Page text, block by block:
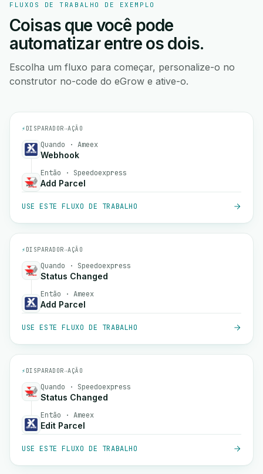
FLUXOS DE TRABALHO DE EXEMPLO
Coisas que você pode
automatizar entre os dois.
Escolha um fluxo para começar, personalize-o no
construtor no-code do eGrow e ative-o.
⚡ DISPARADOR→AÇÃO
Quando · Ameex
Webhook
Então · Speedoexpress
Add Parcel
USE ESTE FLUXO DE TRABALHO
⚡ DISPARADOR→AÇÃO
Quando · Speedoexpress
Status Changed
Então · Ameex
Add Parcel
USE ESTE FLUXO DE TRABALHO
⚡ DISPARADOR→AÇÃO
Quando · Speedoexpress
Status Changed
Então · Ameex
Edit Parcel
USE ESTE FLUXO DE TRABALHO